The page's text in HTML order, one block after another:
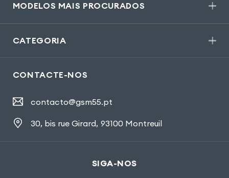
MODELOS MAIS PROCURADOS
CATEGORIA
CONTACTE-NOS
contacto@gsm55.pt
30, bis rue Girard, 93100 Montreuil
SIGA-NOS